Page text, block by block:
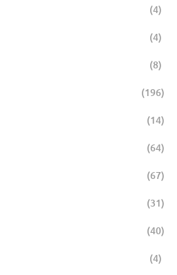
(4)
(4)
(8)
(196)
(14)
(64)
(67)
(31)
(40)
(4)